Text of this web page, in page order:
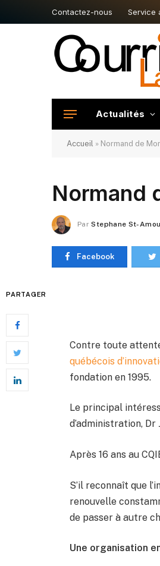
Contactez-nous Service
Actualités
Accueil » Normand de
Normand
Par Stephane St-
Facebook
PARTAGER
Contre toute
québécois
fondation en 1995.
Le principal
d’administration, Dr
Après 16 ans au
S’il reconnaît que
renouvelle
de passer à autre
Une organisation